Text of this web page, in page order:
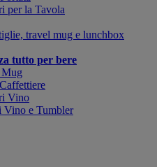
per la Tavola
travel mug e lunchbox
tutto per bere
Vino
Vino e Tumbler